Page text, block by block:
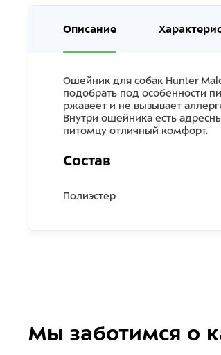
Описание
Ошейник для собак Hunter
подобрать под особенности
ржавеет и не вызывает
Внутри ошейника есть
питомцу отличный комфорт.
Состав
Полиэстер
Мы заботимся о